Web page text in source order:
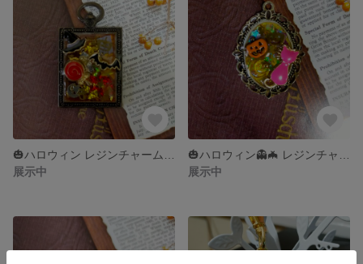
展示中
展示中